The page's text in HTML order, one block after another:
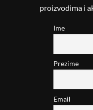
proizvodima i
Ime
Prezime
Email